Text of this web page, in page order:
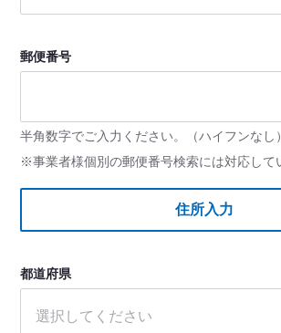
郵便番号
半角数字でご入力ください。（ハイフンなし）
※事業者様個別の郵便番号検索には対応して
住所入力
都道府県
選択してください